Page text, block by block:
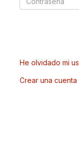
He olvidado mi
Crear una